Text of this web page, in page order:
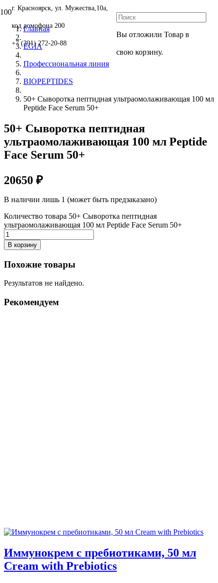
г. Красноярск, ул. Мужества,10а,
код домофона 200
+7 (391) 272-20-88
Вы отложили Товар в
свою корзину.
Главная
EGIA
Профессиональная линия
BIOPEPTIDES
50+ Сыворотка пептидная ультраомолаживающая 100 мл
Peptide Face Serum 50+
50+ Сыворотка пептидная
ультраомолаживающая 100 мл Peptide
Face Serum 50+
20650 ₽
В наличии лишь 1 (может быть предзаказано)
Количество товара 50+ Сыворотка пептидная
ультраомолаживающая 100 мл Peptide Face Serum 50+
В корзину
Похожие товары
Результатов не найдено.
Рекомендуем
Иммунокрем с пребиотиками, 50 мл
Cream with Prebiotics